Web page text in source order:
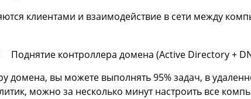
клиентами и взаимодействие в сети между
домена, вы можете выполнять 95% задач, в
можно за несколько минут настроить все